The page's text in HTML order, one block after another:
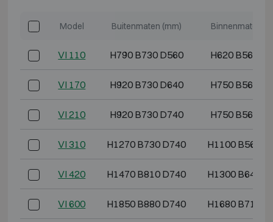
Model Buitenmaten (mm) Binnenmaten
VI 110 H790 B730 D560 H620 B560
VI 170 H920 B730 D640 H750 B560
VI 210 H920 B730 D740 H750 B560
VI 310 H1270 B730 D740 H1100 B560
VI 420 H1470 B810 D740 H1300 B640
VI 600 H1850 B880 D740 H1680 B710